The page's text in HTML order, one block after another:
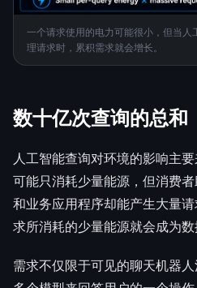
一个请求使用的电力可能很小，但当
理请求时，累积需求就会增长。
数十亿次查询的总和
人工智能查询对环境的影响主
可能只消耗少量能源，但消费
和业务应用程序却能产生大量
求所消耗的少量能源就会成为数
需求不仅限于可见的聊天机器